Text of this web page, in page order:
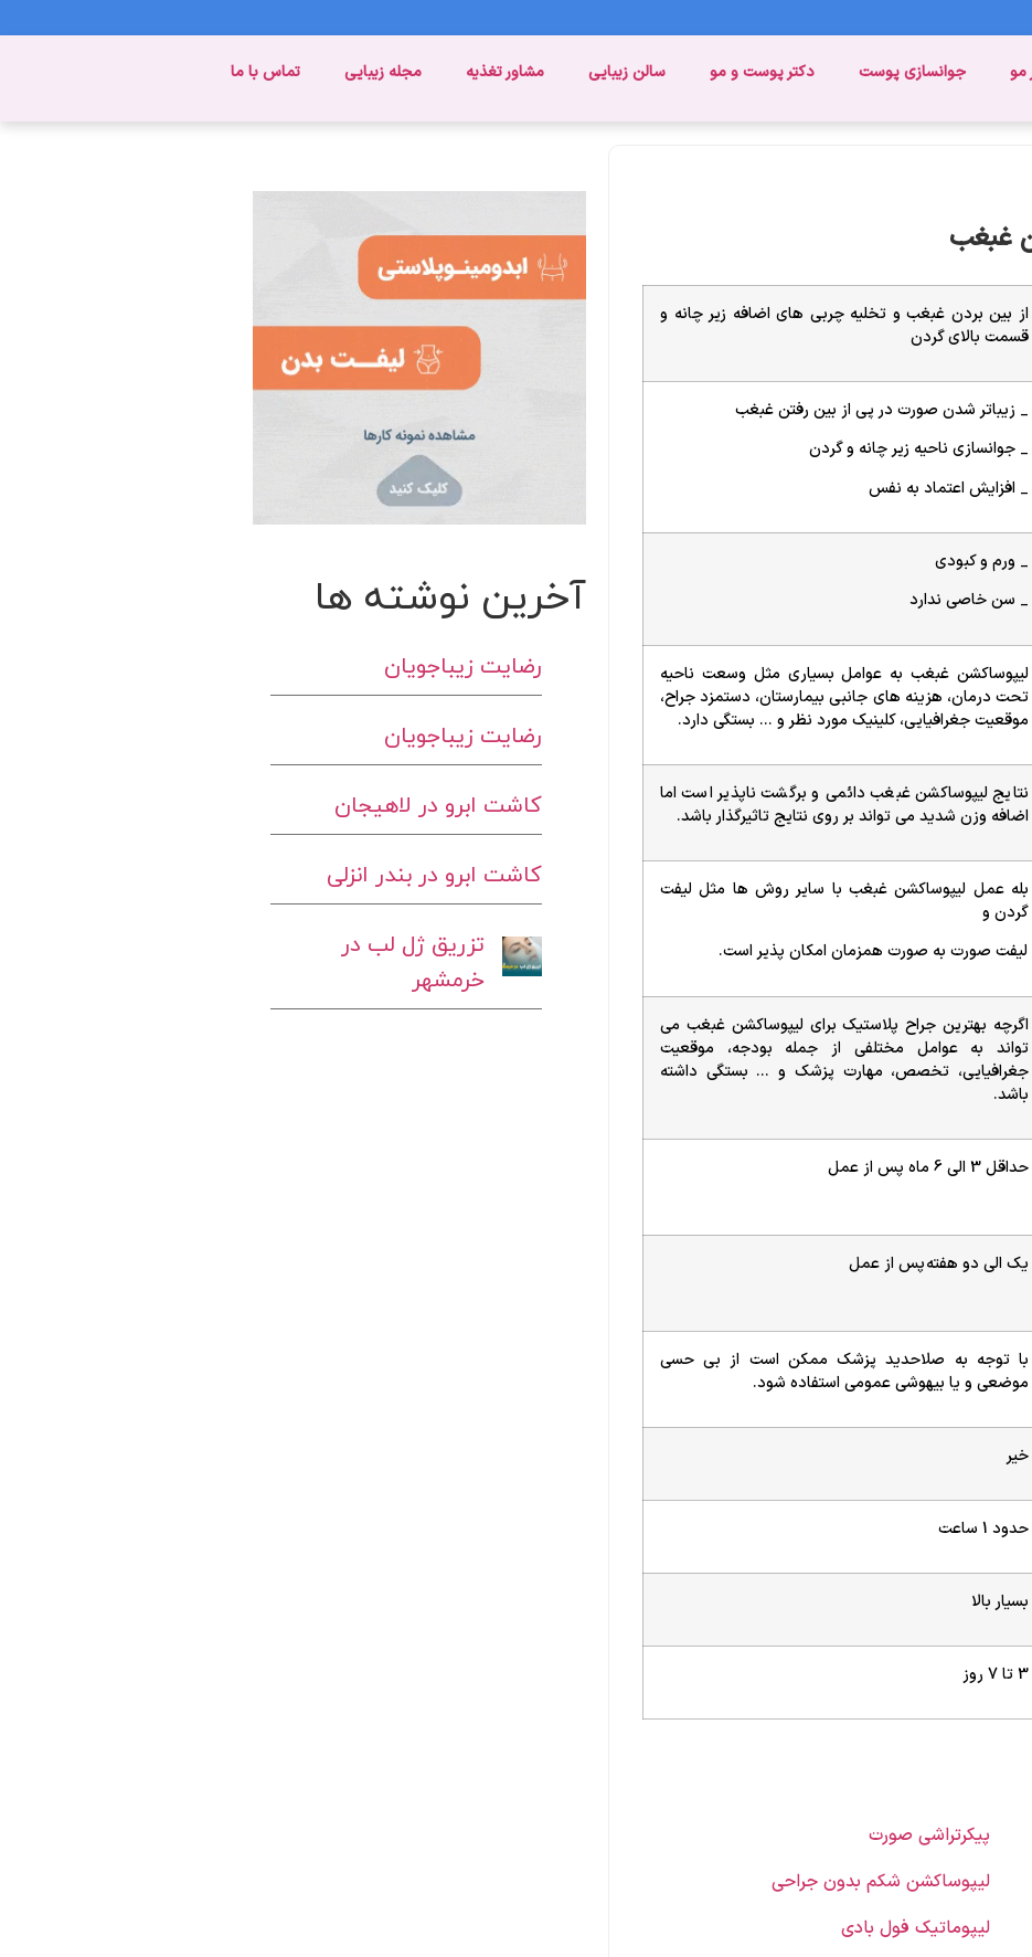
مو جوانسازی پوست دکتر پوست و مو سالن زیبایی مشاور تغذیه مجله زیبایی تماس با ما
غبغب
از بین بردن غبغب و تخلیه چربی های اضافه زیر چانه و
قسمت بالای گردن
_ زیباتر شدن صورت در پی از بین رفتن غبغب
_ جوانسازی ناحیه زیر چانه و گردن
_ افزایش اعتماد به نفس
_ ورم و کبودی
_ سن خاصی ندارد
لیپوساکشن غبغب به عوامل بسیاری مثل وسعت ناحیه
تحت درمان، هزینه های جانبی بیمارستان، دستمزد جراح،
موقعیت جغرافیایی، کلینیک مورد نظر و … بستگی دارد.
نتایج لیپوساکشن غبغب دائمی و برگشت ناپذیر است اما
اضافه وزن شدید می تواند بر روی نتایج تاثیرگذار باشد.
بله عمل لیپوساکشن غبغب با سایر روش ها مثل لیفت
گردن و
لیفت صورت به صورت همزمان امکان پذیر است.
اگرچه بهترین جراح پلاستیک برای لیپوساکشن غبغب می
تواند به عوامل مختلفی از جمله بودجه، موقعیت
جغرافیایی، تخصص، مهارت پزشک و … بستگی داشته
باشد.
حداقل 3 الی 6 ماه پس از عمل
یک الی دو هفته پس از عمل
با توجه به صلاحدید پزشک ممکن است از بی حسی
موضعی و یا بیهوشی عمومی استفاده شود.
خیر
حدود 1 ساعت
بسیار بالا
3 تا 7 روز
پیکرتراشی صورت
لیپوساکشن شکم بدون جراحی
لیپوماتیک فول بادی
آخرین نوشته ها
رضایت زیباجویان
رضایت زیباجویان
کاشت ابرو در لاهیجان
کاشت ابرو در بندر انزلی
تزریق ژل لب در
خرمشهر